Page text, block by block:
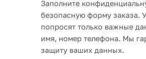
Заполните
безопасную форму заказа.
попросят только важные
имя, номер телефона. Мы
защиту ваших данных.